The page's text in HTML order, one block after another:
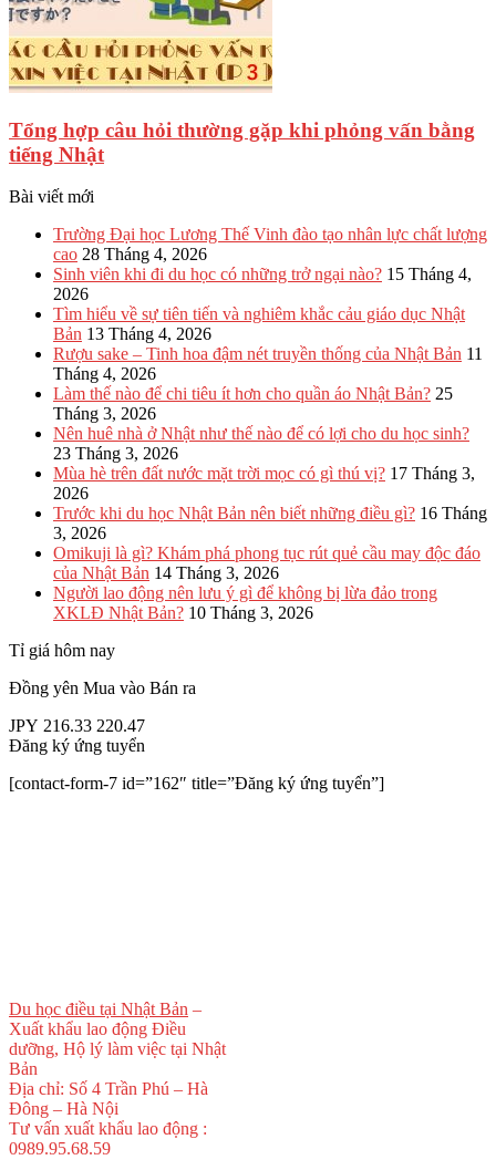
Tổng hợp câu hỏi thường gặp khi phỏng vấn bằng
tiếng Nhật
Bài viết mới
Trường Đại học Lương Thế Vinh đào tạo nhân lực chất lượng
cao 28 Tháng 4, 2026
Sinh viên khi đi du học có những trở ngại nào? 15 Tháng 4,
2026
Tìm hiểu về sự tiên tiến và nghiêm khắc cảu giáo dục Nhật
Bản 13 Tháng 4, 2026
Rượu sake – Tinh hoa đậm nét truyền thống của Nhật Bản 11
Tháng 4, 2026
Làm thế nào để chi tiêu ít hơn cho quần áo Nhật Bản? 25
Tháng 3, 2026
Nên huê nhà ở Nhật như thế nào để có lợi cho du học sinh?
23 Tháng 3, 2026
Mùa hè trên đất nước mặt trời mọc có gì thú vị? 17 Tháng 3,
2026
Trước khi du học Nhật Bản nên biết những điều gì? 16 Tháng
3, 2026
Omikuji là gì? Khám phá phong tục rút quẻ cầu may độc đáo
của Nhật Bản 14 Tháng 3, 2026
Người lao động nên lưu ý gì để không bị lừa đảo trong
XKLĐ Nhật Bản? 10 Tháng 3, 2026
Tỉ giá hôm nay
Đồng yên Mua vào Bán ra
JPY 216.33 220.47
Đăng ký ứng tuyển
[contact-form-7 id=”162″ title=”Đăng ký ứng tuyển”]
Du học điều tại Nhật Bản –
Xuất khẩu lao động Điều
dưỡng, Hộ lý làm việc tại Nhật
Bản
Địa chỉ: Số 4 Trần Phú – Hà
Đông – Hà Nội
Tư vấn xuất khẩu lao động :
0989.95.68.59